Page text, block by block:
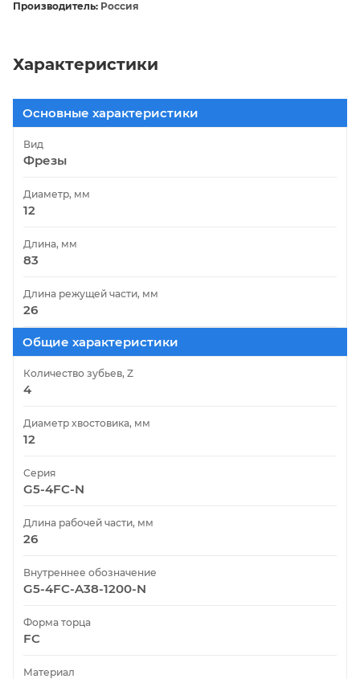
Производитель: Россия
Характеристики
Основные характеристики
Вид
Фрезы
Диаметр, мм
12
Длина, мм
83
Длина режущей части, мм
26
Общие характеристики
Количество зубьев, Z
4
Диаметр хвостовика, мм
12
Серия
G5-4FC-N
Длина рабочей части, мм
26
Внутреннее обозначение
G5-4FC-A38-1200-N
Форма торца
FC
Материал